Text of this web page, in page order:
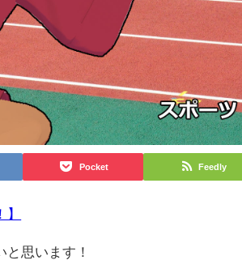
Pocket Feedly
思います！